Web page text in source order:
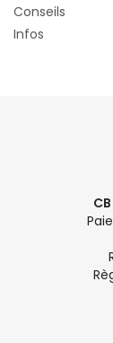
Conseils
Infos